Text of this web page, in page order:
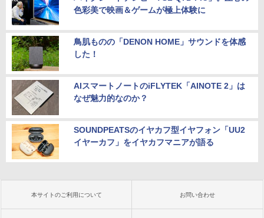
色彩美で映画＆ゲームが極上体験に
鳥肌ものの「DENON HOME」サウンドを体感
した！
AIスマートノートのiFLYTEK「AINOTE 2」は
なぜ魅力的なのか？
SOUNDPEATSのイヤカフ型イヤフォン「UU2
イヤーカフ」をイヤカフマニアが語る
本サイトのご利用について お問い合わせ